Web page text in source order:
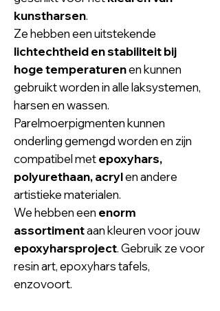
kunstharsen.
Ze hebben een uitstekende
lichtechtheid en stabiliteit bij
hoge temperaturenen kunnen
gebruikt worden in alle laksystemen,
harsen en wassen.
Parelmoerpigmenten kunnen
onderling gemengd worden en zijn
compatibel metepoxyhars,
polyurethaan, acrylen andere
artistieke materialen.
We hebben een enorm
assortimentaan kleuren voor jouw
epoxyharsproject. Gebruik ze voor
resin art, epoxyhars tafels,
enzovoort.